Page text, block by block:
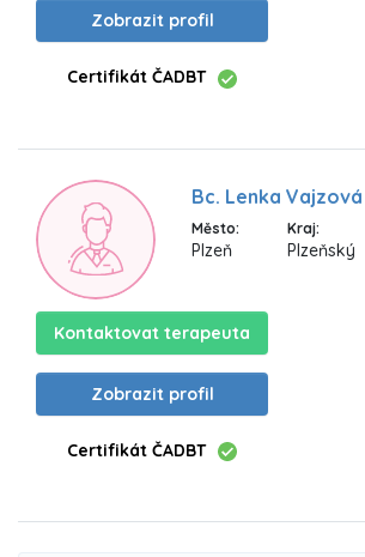
Zobrazit profil
Certifikát ČADBT
Bc. Lenka Vajzová
Město:
Plzeň
Kraj:
Plzeňský
Kontaktovat terapeuta
Zobrazit profil
Certifikát ČADBT